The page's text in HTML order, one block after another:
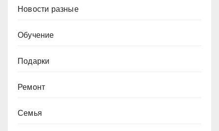
Новости разные
Обучение
Подарки
Ремонт
Семья